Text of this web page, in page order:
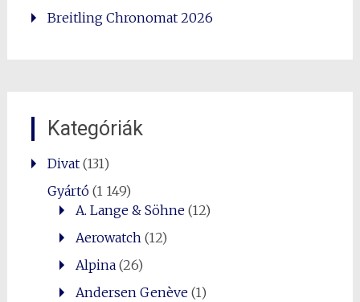
Breitling Chronomat 2026
Kategóriák
Divat(131)
Gyártó(1 149)
A. Lange & Söhne(12)
Aerowatch(12)
Alpina(26)
Andersen Genève(1)